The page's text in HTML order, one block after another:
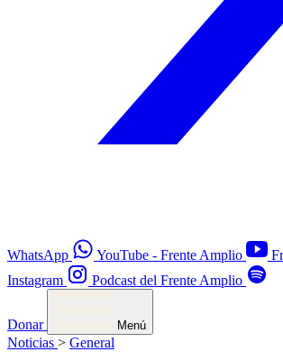
WhatsApp YouTube - Frente Amplio
Instagram
Podcast del Frente Amplio
Donar Menú
Noticias > General